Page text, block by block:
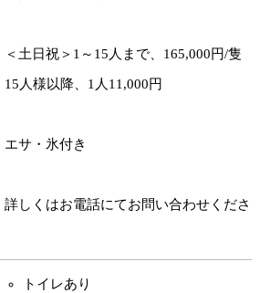
＜土日祝＞1～15人まで、165,000円/隻
15人様以降、1人11,000円
エサ・氷付き
詳しくはお電話にてお問い合わせください
トイレあり